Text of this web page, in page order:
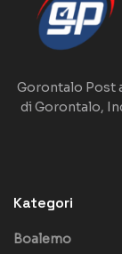
Gorontalo Post
di Gorontalo,
Kategori
Boalemo